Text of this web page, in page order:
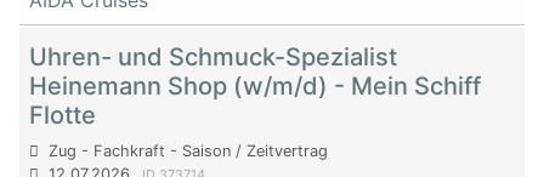
Uhren- und Schmuck-Spezialist
Heinemann Shop (w/m/d) - Mein Schiff
Flotte
Zug - Fachkraft - Saison / Zeitvertrag